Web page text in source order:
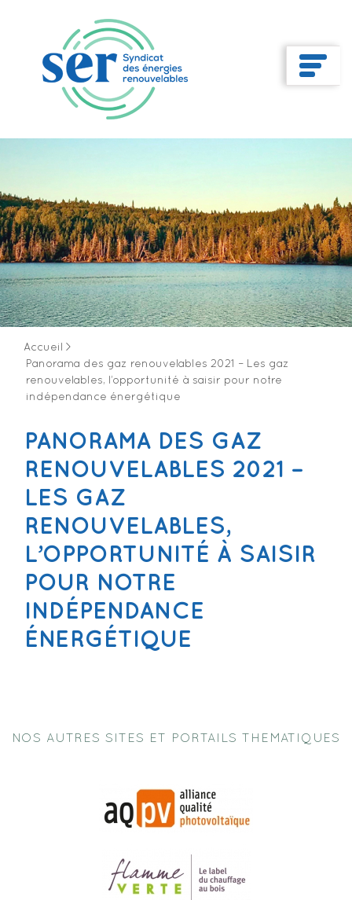
Accueil
>
Panorama des gaz renouvelables 2021 – Les gaz
renouvelables, l’opportunité à saisir pour notre
indépendance énergétique
PANORAMA DES GAZ
RENOUVELABLES 2021 –
LES GAZ
RENOUVELABLES,
L’OPPORTUNITÉ À SAISIR
POUR NOTRE
INDÉPENDANCE
ÉNERGÉTIQUE
NOS AUTRES SITES ET PORTAILS THEMATIQUES